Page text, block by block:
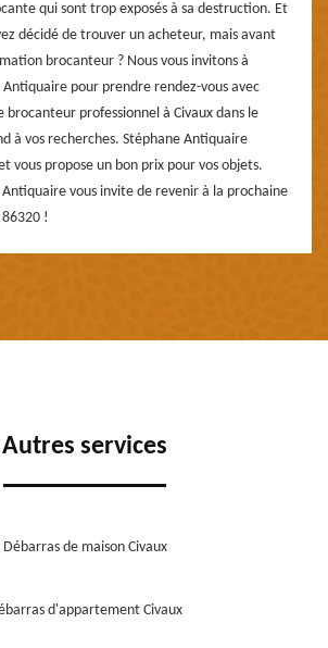
qui sont trop exposés à sa destruction. Et
décidé de trouver un acheteur, mais avant
brocanteur ? Nous vous invitons à
pour prendre rendez-vous avec
brocanteur professionnel à Civaux dans le
à vos recherches. Stéphane Antiquaire
vous propose un bon prix pour vos objets.
vous invite de revenir à la prochaine
!
Autres services
Débarras de maison Civaux
d'appartement Civaux